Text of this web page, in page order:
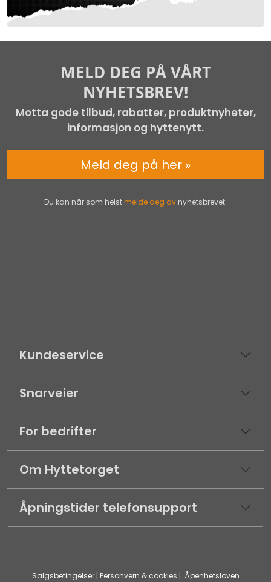
Kundeservice
Snarveier
For bedrifter
Om Hyttetorget
Åpningstider telefonsupport
Salgsbetingelser| Personvern & cookies | Åpenhetsloven
MELD DEG PÅ VÅRT
NYHETSBREV!
Motta gode tilbud, rabatter, produktnyheter,
informasjon og hyttenytt.
Du kan når som helst melde deg av nyhetsbrevet.
Meld deg på her »